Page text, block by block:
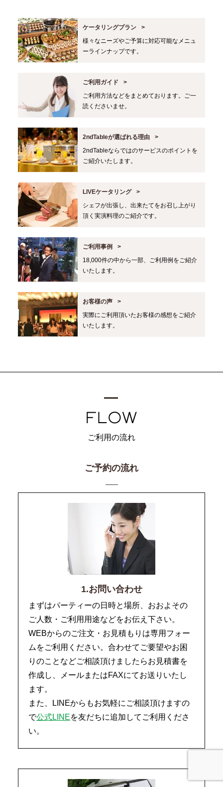
ケータリングプラン
様々なニーズやご予算に対応可能なメニュ
ーラインナップです。
ご利用ガイド
ご利用方法などをまとめております。ご一
読くださいませ。
2ndTableが選ばれる理由
2ndTableならではのサービスのポイントを
ご紹介いたします。
LIVEケータリング
シェフが出張し、出来たてをお召し上がり
頂く実演料理のご紹介です。
ご利用事例
18,000件の中から一部、ご利用例をご紹介
いたします。
お客様の声
実際にご利用頂いたお客様の感想をご紹介
いたします。
ご利用の流れ
ご予約の流れ
1.お問い合わせ
まずはパーティーの日時と場所、おおよその
ご人数・ご利用用途などをお伝え下さい。
WEBからのご注文・お見積もりは専用フォー
ムをご利用ください。合わせてご要望やお困
りのことなどご相談頂けましたらお見積書を
作成し、メールまたはFAXにてお送りいたし
ます。
また、LINEからもお気軽にご相談頂けますの
で公式LINEを友だちに追加してご利用くださ
い。